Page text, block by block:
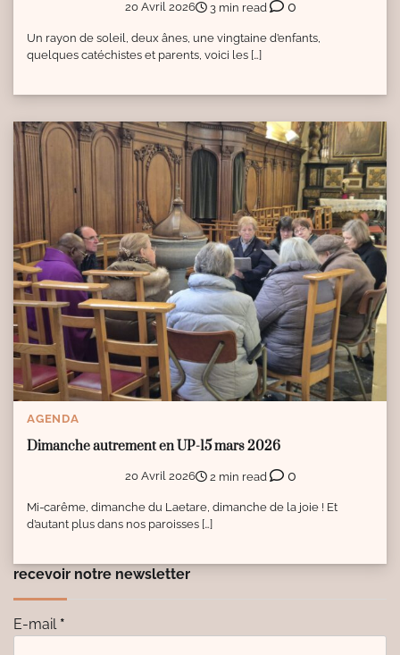
20 Avril 2026 3 min read 0
Un rayon de soleil, deux ânes, une vingtaine d’enfants,
quelques catéchistes et parents, voici les […]
AGENDA
Dimanche autrement en UP-15 mars 2026
20 Avril 2026 2 min read 0
Mi-carême, dimanche du Laetare, dimanche de la joie ! Et
d’autant plus dans nos paroisses […]
recevoir notre newsletter
E-mail *